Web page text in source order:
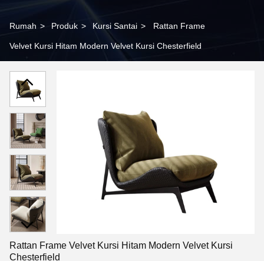
Rumah > Produk > Kursi Santai > Rattan Frame
Velvet Kursi Hitam Modern Velvet Kursi Chesterfield
Rattan Frame Velvet Kursi Hitam Modern Velvet Kursi
Chesterfield